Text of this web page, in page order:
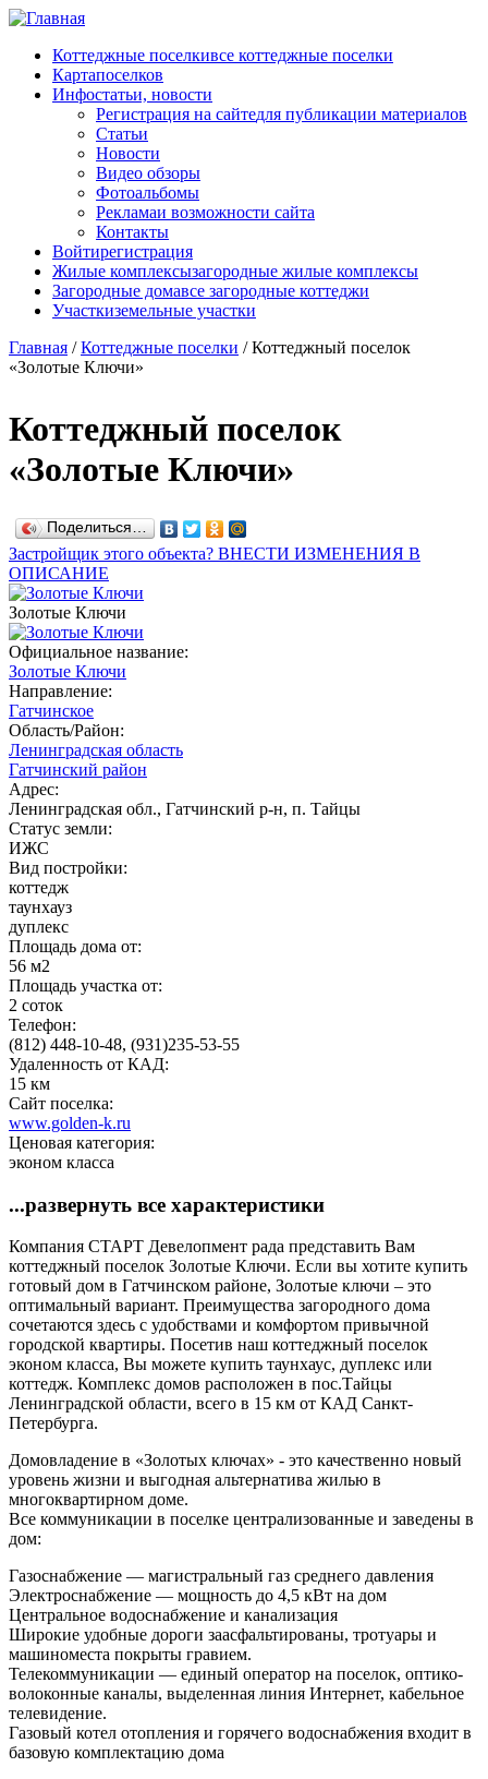
Перейти к основному содержанию
Коттеджные поселкивсе коттеджные поселки
Картапоселков
Инфостатьи, новости
Регистрация на сайтедля публикации материалов
Статьи
Новости
Видео обзоры
Фотоальбомы
Рекламаи возможности сайта
Контакты
Войтирегистрация
Жилые комплексызагородные жилые комплексы
Загородные домавсе загородные коттеджи
Участкиземельные участки
Главная / Коттеджные поселки /Коттеджный поселок
«Золотые Ключи»
Коттеджный поселок
«Золотые Ключи»
Поделиться…
Застройщик этого объекта? ВНЕСТИ ИЗМЕНЕНИЯ В
ОПИСАНИЕ
Золотые Ключи
Официальное название:
Золотые Ключи
Направление:
Гатчинское
Область/Район:
Ленинградская область
Гатчинский район
Адрес:
Ленинградская обл., Гатчинский р-н, п. Тайцы
Статус земли:
ИЖС
Вид постройки:
коттедж
таунхауз
дуплекс
Площадь дома от:
56 м2
Площадь участка от:
2 соток
Телефон:
(812) 448-10-48, (931)235-53-55
Удаленность от КАД:
15 км
Сайт поселка:
www.golden-k.ru
Ценовая категория:
эконом класса
...развернуть все характеристики
Компания СТАРТ Девелопмент рада представить Вам
коттеджный поселок Золотые Ключи. Если вы хотите купить
готовый дом в Гатчинском районе, Золотые ключи – это
оптимальный вариант. Преимущества загородного дома
сочетаются здесь с удобствами и комфортом привычной
городской квартиры. Посетив наш коттеджный поселок
эконом класса, Вы можете купить таунхаус, дуплекс или
коттедж. Комплекс домов расположен в пос.Тайцы
Ленинградской области, всего в 15 км от КАД Санкт-
Петербурга.
Домовладение в «Золотых ключах» - это качественно новый
уровень жизни и выгодная альтернатива жилью в
многоквартирном доме.
Все коммуникации в поселке централизованные и заведены в
дом:
Газоснабжение — магистральный газ среднего давления
Электроснабжение — мощность до 4,5 кВт на дом
Центральное водоснабжение и канализация
Широкие удобные дороги заасфальтированы, тротуары и
машиноместа покрыты гравием.
Телекоммуникации — единый оператор на поселок, оптико-
волоконные каналы, выделенная линия Интернет, кабельное
телевидение.
Газовый котел отопления и горячего водоснабжения входит в
базовую комплектацию дома